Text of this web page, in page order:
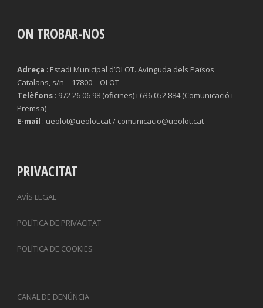
ON TROBAR-NOS
Adreça : Estadi Municipal d’OLOT. Avinguda dels Països
Catalans, s/n – 17800 – OLOT
Telèfons : 972 26 06 98 (oficines) i 636 052 884 (Comunicació i
Premsa)
E-mail : ueolot@ueolot.cat / comunicacio@ueolot.cat
PRIVACITAT
AVÍS LEGAL
POLÍTICA DE PRIVACITAT
POLÍTICA DE COOKIES
CANAL DE DENÚNCIA